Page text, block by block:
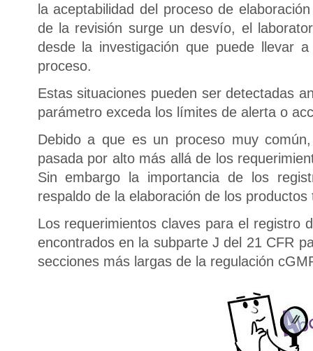
la aceptabilidad del proceso de
de la revisión surge un desvío, el
desde la investigación que puede llevar
proceso.
Estas situaciones pueden ser detectadas
parámetro exceda los límites de alerta o
Debido a que es un proceso muy
pasada por alto más allá de los
Sin embargo la importancia de los
respaldo de la elaboración de los productos
Los requerimientos claves para el registro
encontrados en la subparte J del 21 CFR
secciones más largas de la regulación